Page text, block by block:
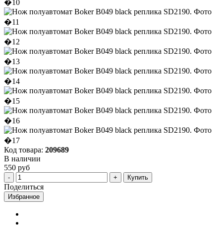
Код товара: 209689
В наличии
550 руб
Купить
Поделиться
Избранное